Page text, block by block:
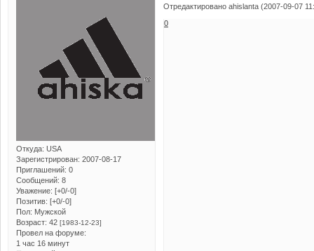
Откуда: USA
Зарегистрирован: 2007-08-17
Приглашений: 0
Сообщений: 8
Уважение: [+0/-0]
Позитив: [+0/-0]
Пол: Мужской
Возраст: 42 [1983-12-23]
Провел на форуме:
1 час 16 минут
Отредактировано ahislanta (2007-09-07
0